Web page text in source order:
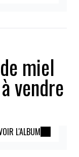
miel
vendre
L'ALBUM